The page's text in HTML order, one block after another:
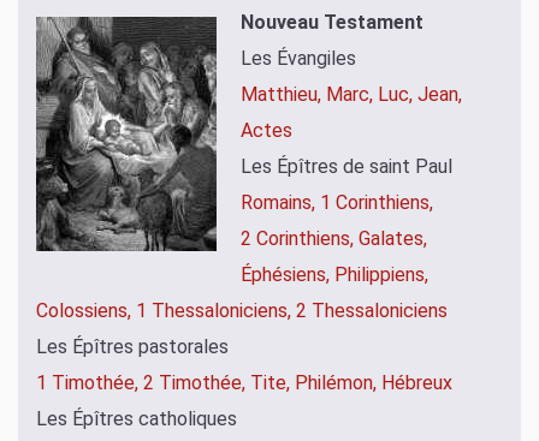
Nouveau Testament
Les Évangiles
Matthieu, Marc, Luc, Jean,
Actes
Les Épîtres de saint Paul
Romains, 1 Corinthiens,
2 Corinthiens, Galates,
Éphésiens, Philippiens,
Colossiens, 1 Thessaloniciens, 2 Thessaloniciens
Les Épîtres pastorales
1 Timothée, 2 Timothée, Tite, Philémon, Hébreux
Les Épîtres catholiques